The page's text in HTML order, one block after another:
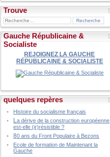
Trouve
Gauche Républicaine &
Socialiste
REJOIGNEZ LA GAUCHE
RÉPUBLICAINE & SOCIALISTE
quelques repères
Histoire du socialisme français
La dérive de la construction européenne
est-elle (ir)résistible ?
80 ans du Front Populaire à Bezons
Ecole de formation de Maintenant la
Gauche